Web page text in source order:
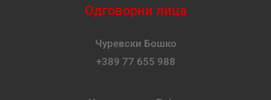
Одговорни лица
Чуревски Бошко
+389 77 655 988